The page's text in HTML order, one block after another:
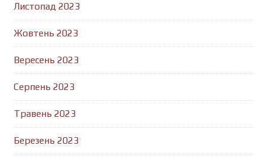
Листопад 2023
Жовтень 2023
Вересень 2023
Серпень 2023
Травень 2023
Березень 2023